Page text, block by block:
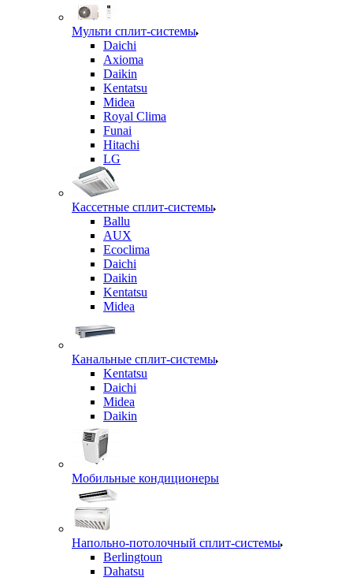
Мульти сплит-системы
Daichi
Axioma
Daikin
Kentatsu
Midea
Royal Clima
Funai
Hitachi
LG
Кассетные сплит-системы
Ballu
AUX
Ecoclima
Daichi
Daikin
Kentatsu
Midea
Канальные сплит-системы
Kentatsu
Daichi
Midea
Daikin
Мобильные кондиционеры
Напольно-потолочный сплит-системы
Berlingtoun
Dahatsu